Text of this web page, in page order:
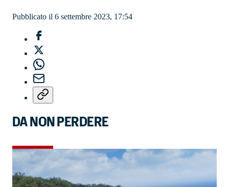
Pubblicato il 6 settembre 2023, 17:54
DA NON PERDERE